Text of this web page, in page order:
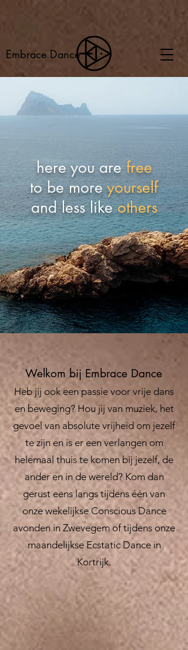
Embrace Dance
here you arefree
to be moreyourself
and less likeothers
Welkom bij Embrace Dance
Heb jij ook een passie voor vrije dans
en beweging? Hou jij van muziek, het
gevoel van absolute vrijheid om jezelf
te zijn en is er een verlangen om
helemaal thuis te komen bij jezelf, de
ander en in de wereld? Kom dan
gerust eens langs tijdens één van
onze wekelijkse Conscious Dance
avonden in Zwevegem of tijdens onze
maandelijkse Ecstatic Dance in
Kortrijk.